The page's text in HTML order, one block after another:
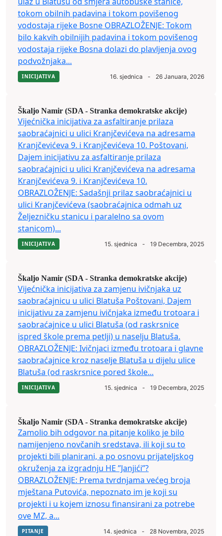
tokom obilnih padavina i tokom povišenog
vodostaja rijeke Bosne OBRAZLOŽENJE: Tokom
bilo kakvih obilnijih padavina i tokom povišenog
vodostaja rijeke Bosna dolazi do plavljenja ovog
podvožnjaka...
INICIJATIVA 16. sjednica - 26 Januara, 2026
Škaljo Namir (SDA - Stranka demokratske akcije)
Vijećnička inicijativa za asfaltiranje prilaza
saobraćajnici u ulici Kranjčevićeva na adresama
Kranjčevićeva 9. i Kranjčevićeva 10. Poštovani,
Dajem inicijativu za asfaltiranje prilaza
saobraćajnici u ulici Kranjčevićeva na adresama
Kranjčevićeva 9. i Kranjčevićeva 10.
OBRAZLOŽENJE: Sadašnji prilaz saobraćajnici u
ulici Kranjčevićeva (saobraćajnica odmah uz
Željezničku stanicu i paralelno sa ovom
stanicom)...
INICIJATIVA 15. sjednica - 19 Decembra, 2025
Škaljo Namir (SDA - Stranka demokratske akcije)
Vijećnička inicijativa za zamjenu ivičnjaka uz
saobraćajnicu u ulici Blatuša Poštovani, Dajem
inicijativu za zamjenu ivičnjaka između trotoara i
saobraćajnice u ulici Blatuša (od raskrsnice
ispred škole prema petlji) u naselju Blatuša.
OBRAZLOŽENJE: Ivičnjaci između trotoara i glavne
saobraćajnice kroz naselje Blatuša u dijelu ulice
Blatuša (od raskrsnice pored škole...
INICIJATIVA 15. sjednica - 19 Decembra, 2025
Škaljo Namir (SDA - Stranka demokratske akcije)
Zamolio bih odgovor na pitanje koliko je bilo
namijenjeno novčanih sredstava, ili koji su to
projekti bili planirani, a po osnovu prijateljskog
okruženja za izgradnju HE ”Janjići”?
OBRAZLOŽENJE: Prema tvrdnjama većeg broja
mještana Putovića, nepoznato im je koji su
projekti i u kojem iznosu finansirani za potrebe
ove MZ, a...
PITANJE 14. sjednica - 28 Novembra, 2025